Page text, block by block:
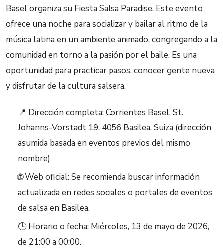
Basel organiza su Fiesta Salsa Paradise. Este evento
ofrece una noche para socializar y bailar al ritmo de la
música latina en un ambiente animado, congregando a la
comunidad en torno a la pasión por el baile. Es una
oportunidad para practicar pasos, conocer gente nueva
y disfrutar de la cultura salsera.
📍 Dirección completa: Corrientes Basel, St.
Johanns-Vorstadt 19, 4056 Basilea, Suiza (dirección
asumida basada en eventos previos del mismo
nombre)
🌐 Web oficial: Se recomienda buscar información
actualizada en redes sociales o portales de eventos
de salsa en Basilea.
🕒 Horario o fecha: Miércoles, 13 de mayo de 2026,
de 21:00 a 00:00.